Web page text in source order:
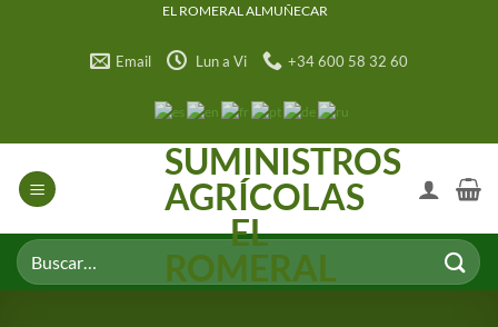
EL ROMERAL ALMUÑECAR
Email Lun a Vi +34 600 58 32 60
SUMINISTROS
AGRÍCOLAS
EL
ROMERAL
Buscar
por: